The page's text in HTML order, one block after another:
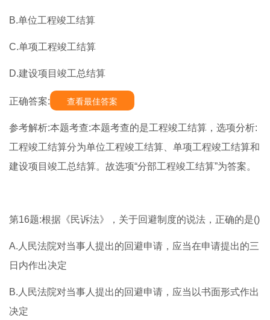
B.单位工程竣工结算
C.单项工程竣工结算
D.建设项目竣工总结算
正确答案: 查看最佳答案
参考解析:本题考查:本题考查的是工程竣工结算，选项分析:
工程竣工结算分为单位工程竣工结算、单项工程竣工结算和
建设项目竣工总结算。故选项“分部工程竣工结算”为答案。
第16题:根据《民诉法》，关于回避制度的说法，正确的是()
A.人民法院对当事人提出的回避申请，应当在申请提出的三
日内作出决定
B.人民法院对当事人提出的回避申请，应当以书面形式作出
决定